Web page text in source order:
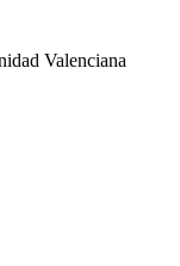
Valenciana